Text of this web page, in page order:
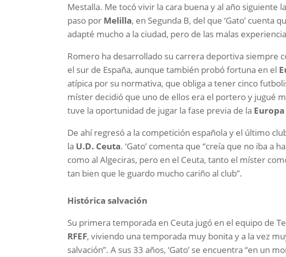
Mestalla. Me tocó vivir la cara buena y al año siguiente
paso por Melilla, en Segunda B, del que ‘Gato’
adapté mucho a la ciudad, pero de las malas
Romero ha desarrollado su carrera deportiva siempre
el sur de España, aunque también probó fortuna en el
atípica por su normativa, que obliga a tener cinco
míster decidió que uno de ellos era el portero y jugué
tuve la oportunidad de jugar la fase previa de la
De ahí regresó a la competición española y el último
la U.D. Ceuta. ‘Gato’ comenta que “creía que no iba a
como al Algeciras, pero en el Ceuta, tanto el míster
tan bien que le guardo mucho cariño al club”.
Histórica salvación
Su primera temporada en Ceuta jugó en el equipo de
RFEF, viviendo una temporada muy bonita y a la vez
salvación”. A sus 33 años, ‘Gato’ se encuentra “en un